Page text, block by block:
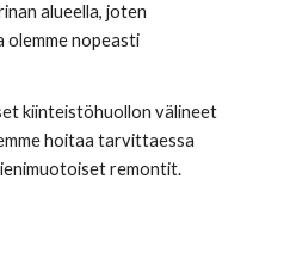
alueella, joten
olemme nopeasti
kiinteistöhuollon välineet
hoitaa tarvittaessa
remontit.